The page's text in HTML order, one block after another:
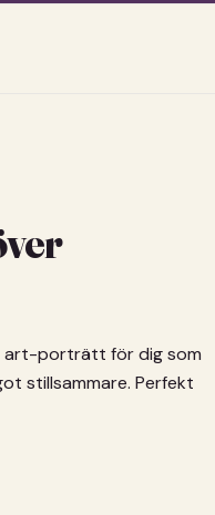
art-porträtt för dig som
stillsammare. Perfekt